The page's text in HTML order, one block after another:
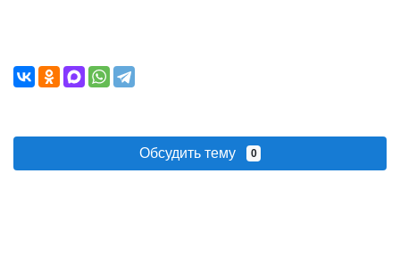
Обсудить тему 0